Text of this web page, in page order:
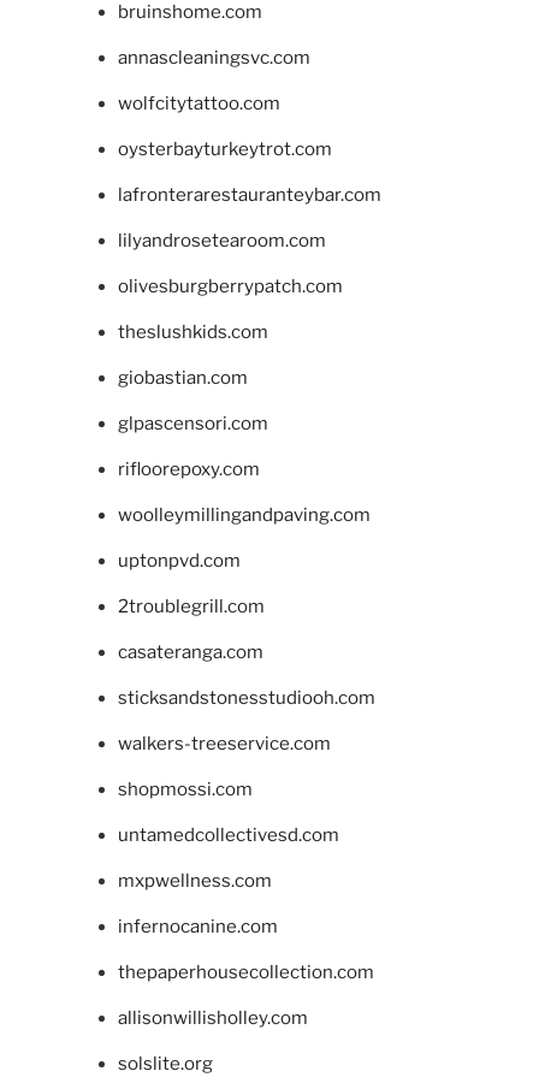
bruinshome.com
annascleaningsvc.com
wolfcitytattoo.com
oysterbayturkeytrot.com
lafronterarestauranteybar.com
lilyandrosetearoom.com
olivesburgberrypatch.com
theslushkids.com
giobastian.com
glpascensori.com
rifloorepoxy.com
woolleymillingandpaving.com
uptonpvd.com
2troublegrill.com
casateranga.com
sticksandstonesstudiooh.com
walkers-treeservice.com
shopmossi.com
untamedcollectivesd.com
mxpwellness.com
infernocanine.com
thepaperhousecollection.com
allisonwillisholley.com
solslite.org